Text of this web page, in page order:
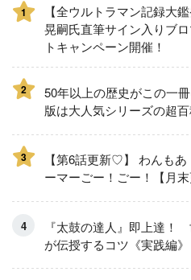
1
【全ウルトラマン記録大
晃嗣氏直筆サイン入りブ
トキャンペーン開催！
2
50年以上の歴史がこの一
版は大人気シリーズの超
3
【第6話更新♡】 わんも
ーマーごー！ごー！【月末
『太鼓の達人』即上達！
が伝授するコツ《実践編》